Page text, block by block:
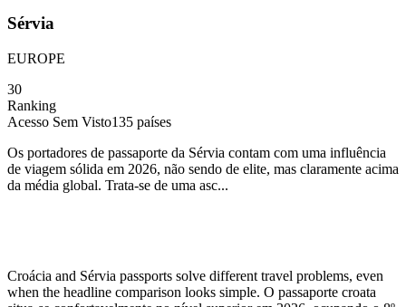
Sérvia
EUROPE
30
Ranking
Acesso Sem Visto135 países
Os portadores de passaporte da Sérvia contam com uma influência
de viagem sólida em 2026, não sendo de elite, mas claramente acima
da média global. Trata-se de uma asc...
Croácia and Sérvia passports solve different travel problems, even
when the headline comparison looks simple. O passaporte croata